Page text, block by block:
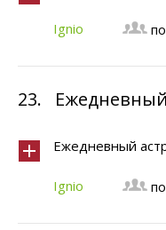
Ignio
23.
Ежедневный
Ignio